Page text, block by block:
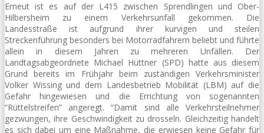
Erneut ist es auf der L415 zwischen Sprendlingen und Ober-
Hilbersheim zu einem Verkehrsunfall gekommen. Die
Landesstraße ist aufgrund ihrer kurvigen und steilen
Streckenführung besonders bei Motorradfahrern beliebt und führte
allein in diesem Jahren zu mehreren Unfällen. Der
Landtagsabgeordnete Michael Hüttner (SPD) hatte aus diesem
Grund bereits im Frühjahr beim zuständigen Verkehrsminister
Volker Wissing und dem Landesbetrieb Mobilität (LBM) auf die
Gefahr hingewiesen und die Errichtung von sogenannten
“Rüttelstreifen” angeregt. “Damit sind alle Verkehrsteilnehmer
gezwungen, ihre Geschwindigkeit zu drosseln. Gleichzeitig handelt
es sich dabei um eine Maßnahme, die erwiesen keine Gefahr für